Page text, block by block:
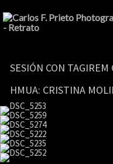
SESIÓN CON TAGIREM
HMUA: CRISTINA